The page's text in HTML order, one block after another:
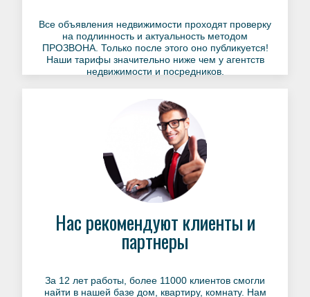
Все объявления недвижимости проходят проверку
на подлинность и актуальность методом
ПРОЗВОНА. Только после этого оно публикуется!
Наши тарифы значительно ниже чем у агентств
недвижимости и посредников.
Нас рекомендуют клиенты и
партнеры
За 12 лет работы, более 11000 клиентов смогли
найти в нашей базе дом, квартиру, комнату. Нам